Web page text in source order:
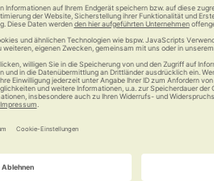
Beurer Hörhilfe HA 50
Ihre Ohren werden Augen